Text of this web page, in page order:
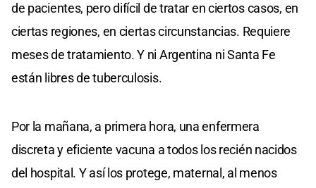
de pacientes, pero difícil de tratar en ciertos casos, en
ciertas regiones, en ciertas circunstancias. Requiere
meses de tratamiento. Y ni Argentina ni Santa Fe
están libres de tuberculosis.
Por la mañana, a primera hora, una enfermera
discreta y eficiente vacuna a todos los recién nacidos
del hospital. Y así los protege, maternal, al menos